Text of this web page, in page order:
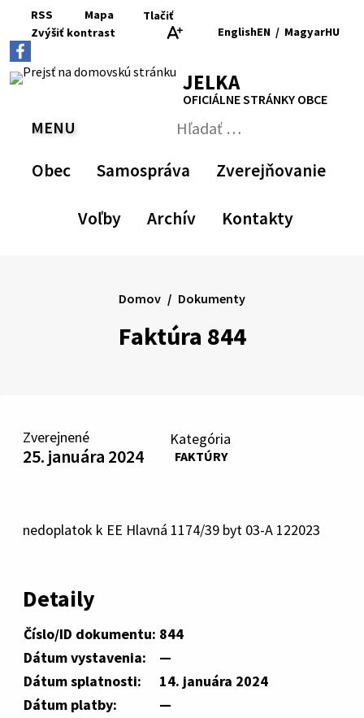
Preskočiť
obsah
RSS
RSS
Mapa
Mapa
Tlačiť
Tlačiť
Zvýšiť kontrast
kontrast
veľkosťpôvodnú
veľkosť
písma
veľkosť
písma
EnglishEN
English
/ MagyarHU
Magyar
JELKA
OFICIÁLNE STRÁNKY OBCE
PREPNÚŤ
MENU
Obec Samospráva Zverejňovanie
Voľby Archív Kontakty
Hľadať:
formulár
Faktúra 844
Domov Dokumenty
Zverejnené
25. januára 2024
Kategória
FAKTÚRY
nedoplatok k EE Hlavná 1174/39 byt 03-A 122023
Detaily
Číslo/ID dokumentu: 844
Dátum vystavenia:
—
Dátum splatnosti:
14. januára 2024
Dátum platby:
—